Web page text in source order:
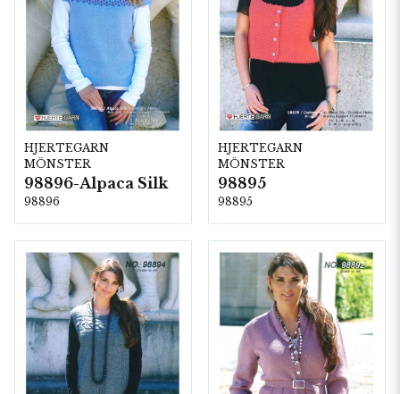
HJERTEGARN
MÖNSTER
98896-Alpaca Silk
98896
HJERTEGARN
MÖNSTER
98895
98895